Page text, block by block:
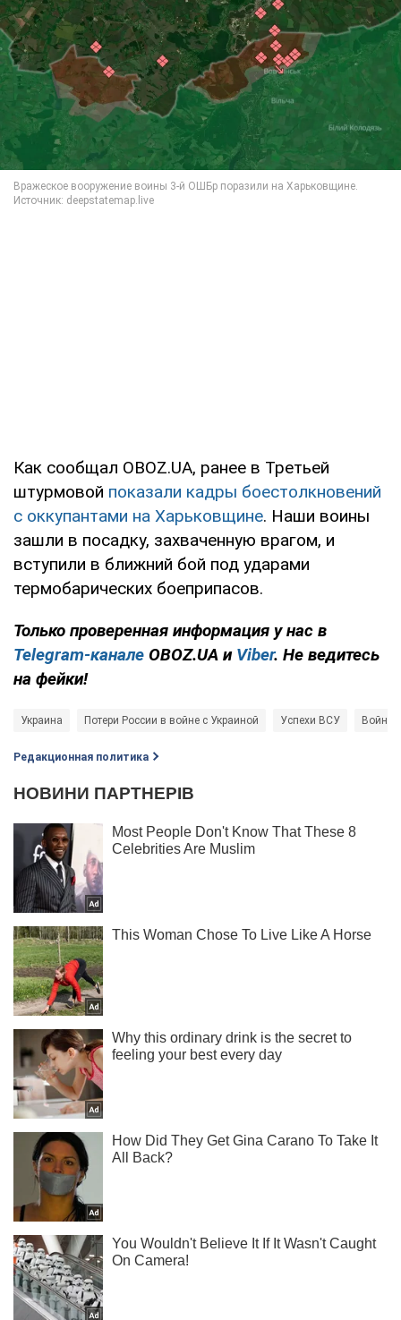
Как сообщал OBOZ.UA, ранее в Третьей
штурмовой показали кадры боестолкновений
с оккупантами на Харьковщине. Наши воины
зашли в посадку, захваченную врагом, и
вступили в ближний бой под ударами
термобарических боеприпасов.
Только проверенная информация у нас в
Telegram-канале OBOZ.UA и Viber. Не ведитесь
на фейки!
Украина Потери России в войне с Украиной Успехи ВСУ Война
Редакционная политика